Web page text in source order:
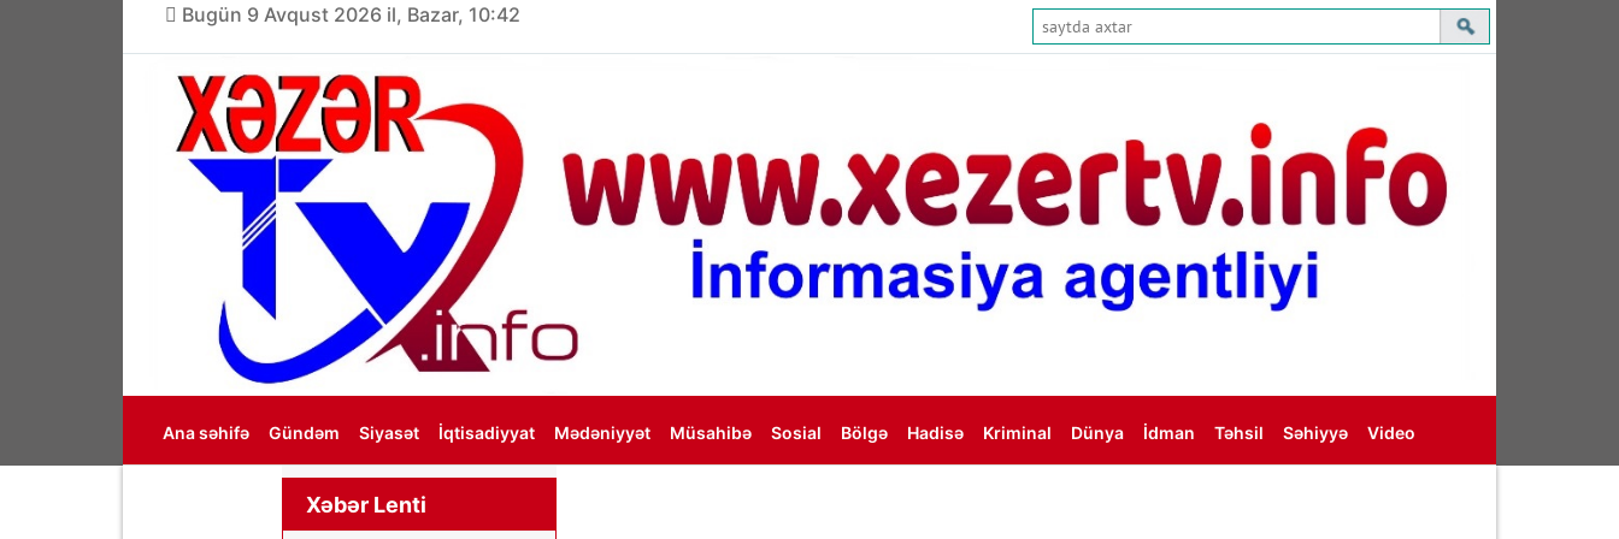
Bugün 9 Avqust 2026 il, Bazar, 10:42
Ana səhifə Gündəm Siyasət İqtisadiyyat Mədəniyyət Müsahibə Sosial Bölgə Hadisə Kriminal Dünya İdman Təhsil Səhiyyə Video
Xəbər Lenti